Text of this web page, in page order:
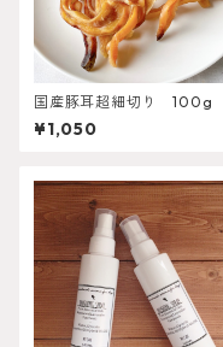
国産豚耳超細切り 100g
¥1,050